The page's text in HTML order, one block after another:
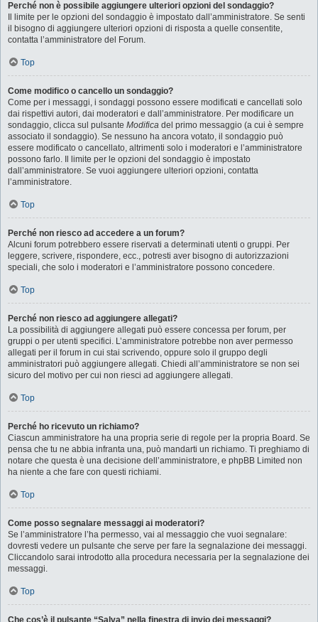
Perché non è possibile aggiungere ulteriori opzioni del sondaggio?
Il limite per le opzioni del sondaggio è impostato dall’amministratore. Se senti
il bisogno di aggiungere ulteriori opzioni di risposta a quelle consentite,
contatta l’amministratore del Forum.
Top
Come modifico o cancello un sondaggio?
Come per i messaggi, i sondaggi possono essere modificati e cancellati solo
dai rispettivi autori, dai moderatori e dall’amministratore. Per modificare un
sondaggio, clicca sul pulsante Modifica del primo messaggio (a cui è sempre
associato il sondaggio). Se nessuno ha ancora votato, il sondaggio può
essere modificato o cancellato, altrimenti solo i moderatori e l’amministratore
possono farlo. Il limite per le opzioni del sondaggio è impostato
dall’amministratore. Se vuoi aggiungere ulteriori opzioni, contatta
l’amministratore.
Top
Perché non riesco ad accedere a un forum?
Alcuni forum potrebbero essere riservati a determinati utenti o gruppi. Per
leggere, scrivere, rispondere, ecc., potresti aver bisogno di autorizzazioni
speciali, che solo i moderatori e l’amministratore possono concedere.
Top
Perché non riesco ad aggiungere allegati?
La possibilità di aggiungere allegati può essere concessa per forum, per
gruppi o per utenti specifici. L’amministratore potrebbe non aver permesso
allegati per il forum in cui stai scrivendo, oppure solo il gruppo degli
amministratori può aggiungere allegati. Chiedi all’amministratore se non sei
sicuro del motivo per cui non riesci ad aggiungere allegati.
Top
Perché ho ricevuto un richiamo?
Ciascun amministratore ha una propria serie di regole per la propria Board. Se
pensa che tu ne abbia infranta una, può mandarti un richiamo. Ti preghiamo di
notare che questa è una decisione dell’amministratore, e phpBB Limited non
ha niente a che fare con questi richiami.
Top
Come posso segnalare messaggi ai moderatori?
Se l’amministratore l’ha permesso, vai al messaggio che vuoi segnalare:
dovresti vedere un pulsante che serve per fare la segnalazione dei messaggi.
Cliccandolo sarai introdotto alla procedura necessaria per la segnalazione dei
messaggi.
Top
Che cos’è il pulsante “Salva” nella finestra di invio dei messaggi?